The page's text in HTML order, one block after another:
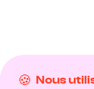
Nous